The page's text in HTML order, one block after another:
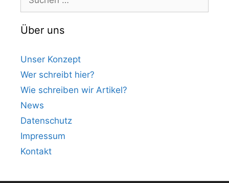
nach:
Über uns
Unser Konzept
Wer schreibt hier?
Wie schreiben wir Artikel?
News
Datenschutz
Impressum
Kontakt